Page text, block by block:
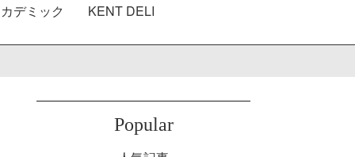
デミック KENT DELI
Popular